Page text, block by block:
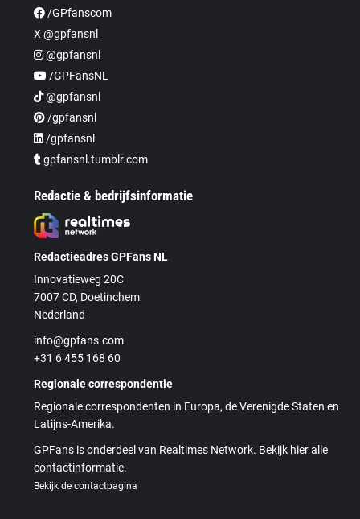
/GPfanscom
X @gpfansnl
@gpfansnl
/GPFansNL
@gpfansnl
/gpfansnl
/gpfansnl
gpfansnl.tumblr.com
Redactie & bedrijfsinformatie
Redactieadres GPFans NL
Innovatieweg 20C
7007 CD, Doetinchem
Nederland
info@gpfans.com
+31 6 455 168 60
Regionale correspondentie
Regionale correspondenten in Europa, de Verenigde Staten en
Latijns-Amerika.
GPFans is onderdeel van Realtimes Network. Bekijk hier alle
contactinformatie.
Bekijk de contactpagina